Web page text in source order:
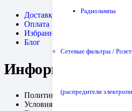
Радиолампы
Сетевые фильтры /
(распредители
Доставка
Оплата
Избранное
Блог
Информация
Политика
Условия возрата